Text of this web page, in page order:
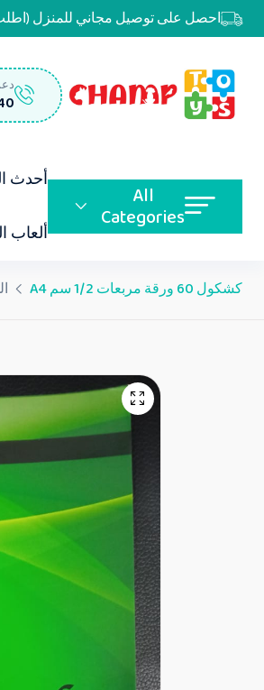
احصل على توصيل مجاني للمنزل (اطلب أكثر
دعم
All
Categories
أحدث
ألعاب
كشكول 60 ورقة مربعات 1/2 سم A4